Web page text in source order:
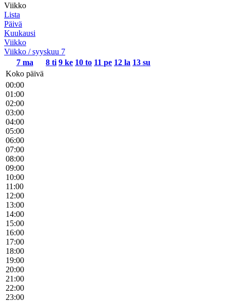
Viikko
Lista
Päivä
Kuukausi
Viikko
Viikko / syyskuu 7
7 ma 8 ti 9 ke 10 to 11 pe 12 la 13 su
Koko päivä
00:00
01:00
02:00
03:00
04:00
05:00
06:00
07:00
08:00
09:00
10:00
11:00
12:00
13:00
14:00
15:00
16:00
17:00
18:00
19:00
20:00
21:00
22:00
23:00